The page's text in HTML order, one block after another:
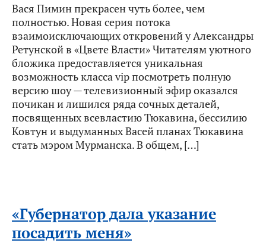
Вася Пимин прекрасен чуть более, чем
полностью. Новая серия потока
взаимоисключающих откровений у Александры
Ретунской в «Цвете Власти» Читателям уютного
бложика предоставляется уникальная
возможность класса vip посмотреть полную
версию шоу — телевизионный эфир оказался
почикан и лишился ряда сочных деталей,
посвященных всевластию Тюкавина, бессилию
Ковтун и выдуманных Васей планах Тюкавина
стать мэром Мурманска. В общем, […]
«Губернатор дала указание
посадить меня»